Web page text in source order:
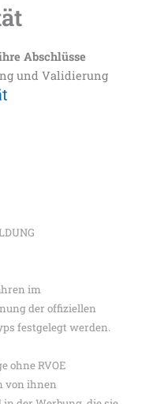
Abschlüsse
und Validierung
im
der offiziellen
festgelegt werden.
ohne RVOE
von ihnen